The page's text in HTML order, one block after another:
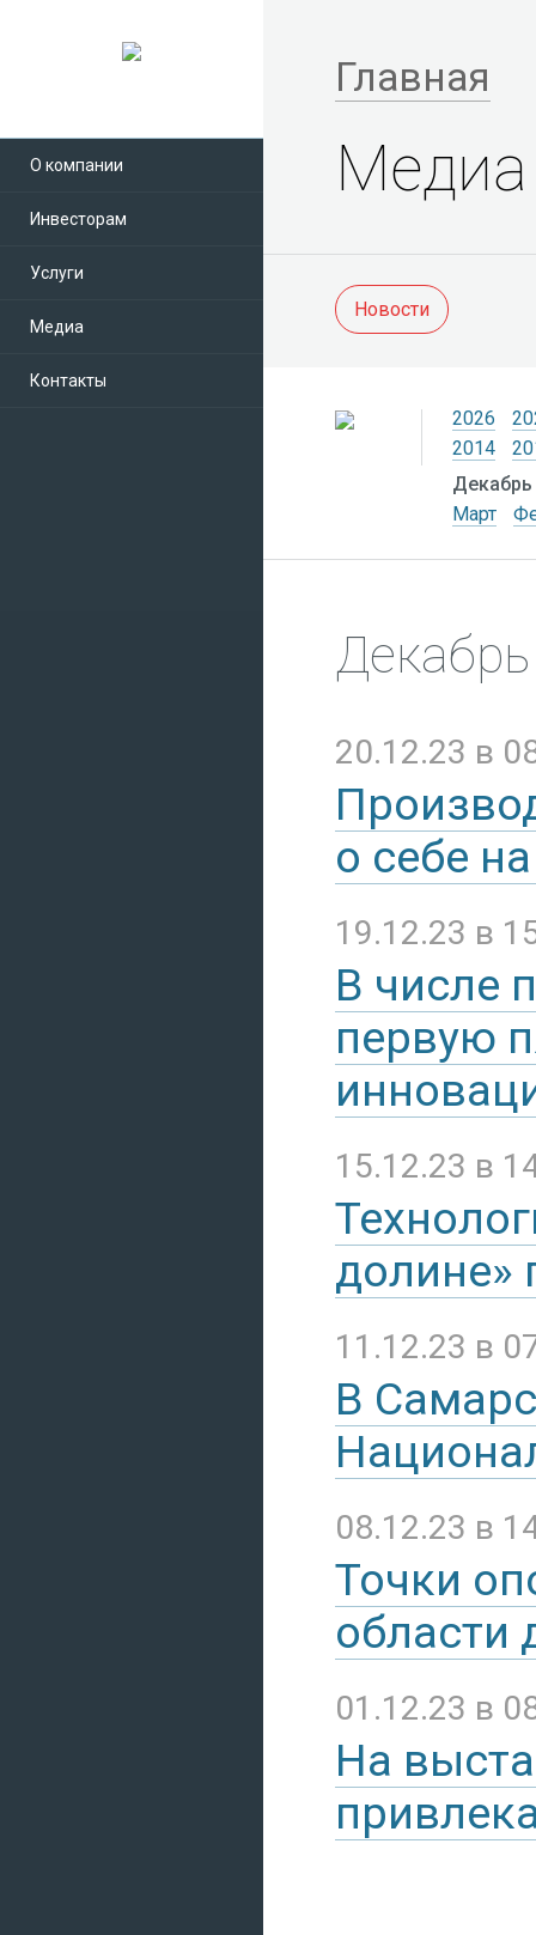
О компании
Инвесторам
Услуги
Медиа
Контакты
Главная
Медиа
Новости
2026
2014
Декабрь
Март
20.12.23 в
о себе
19.12.23 в
В числе
первую
15.12.23 в
долине»
11.12.23 в
В
08.12.23 в
Точки
области
01.12.23 в
На